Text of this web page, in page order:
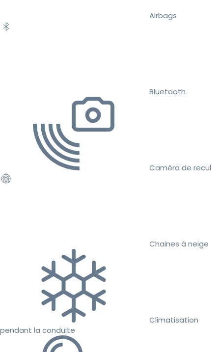
Airbags
Bluetooth
Caméra de recul
Chaines à neige
Climatisation
pendant la conduite